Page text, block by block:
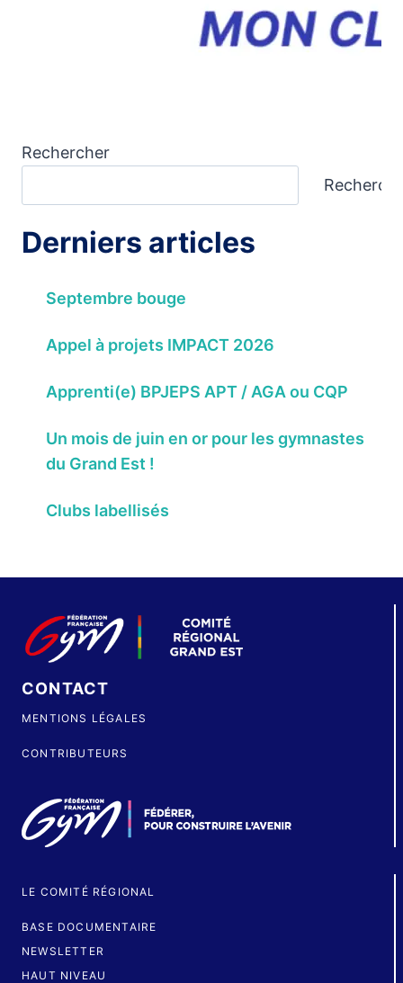
Rechercher
Derniers articles
Septembre bouge
Appel à projets IMPACT 2026
Apprenti(e) BPJEPS APT / AGA ou CQP
Un mois de juin en or pour les gymnastes
du Grand Est !
Clubs labellisés
CONTACT
MENTIONS LÉGALES
CONTRIBUTEURS
LE COMITÉ RÉGIONAL
BASE DOCUMENTAIRE
NEWSLETTER
HAUT NIVEAU